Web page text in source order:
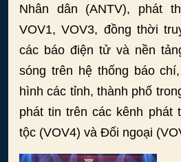
Nhân dân (ANTV), phát
VOV1, VOV3, đồng thời
các báo điện tử và nền
sóng trên hệ thống báo
hình các tỉnh, thành phố
phát tin trên các kênh phát
tộc (VOV4) và Đối ngoại